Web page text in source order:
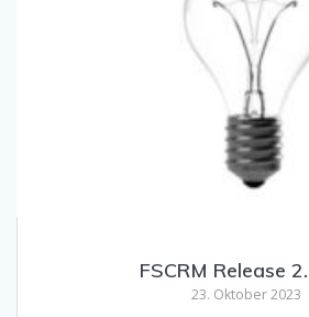
FSCRM Release
23. Oktober 2023